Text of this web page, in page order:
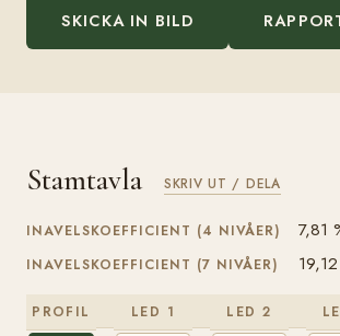
SKICKA IN BILD
Stamtavla SKRIV UT / DELA
INAVELSKOEFFICIENT (4 NIVÅER) 7,81
INAVELSKOEFFICIENT (7 NIVÅER)
PROFIL LED 1 LED 2